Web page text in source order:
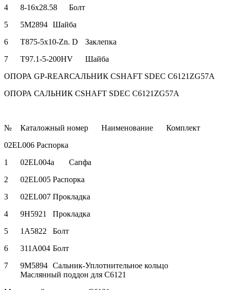
4
8-16x28.58
Болт
5
5M2894 Шайба
6
T875-5x10-Zn. D
Заклепка
7
T97.1-5-200HV
Шайба
ОПОРА GP-REARСАЛЬНИК CSHAFT SDEC C6121ZG57A
ОПОРА САЛЬНИК CSHAFT SDEC C6121ZG57A
№ Каталожный номер Наименование
Комплект
02EL006 Распорка
1
02EL004a
Сапфа
2
02EL005 Распорка
3
02EL007 Прокладка
4
9H5921
Прокладка
5
1A5822
Болт
6
311A004 Болт
7
9M5894 Сальник-Уплотнительное кольцо
Маслянный поддон для C6121